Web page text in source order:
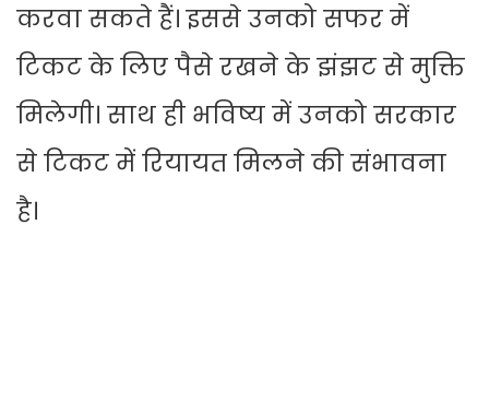
करवा सकते हैं। इससे उनको सफर में
टिकट के लिए पैसे रखने के झंझट से मुक्ति
मिलेगी। साथ ही भविष्य में उनको सरकार
से टिकट में रियायत मिलने की संभावना
है।